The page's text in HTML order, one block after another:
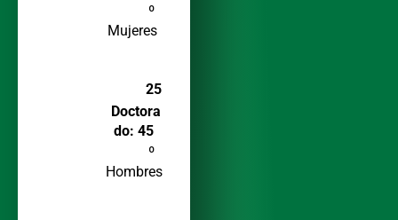
º
Mujeres
25
Doctora
do: 45
º
Hombres